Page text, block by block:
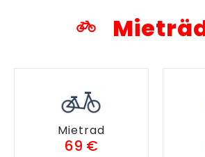
Mietrad
69 €